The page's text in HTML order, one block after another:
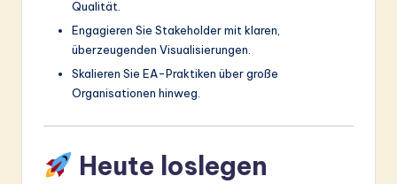
Qualität.
Engagieren Sie Stakeholder mit klaren,
überzeugenden Visualisierungen.
Skalieren Sie EA-Praktiken über große
Organisationen hinweg.
Heute loslegen